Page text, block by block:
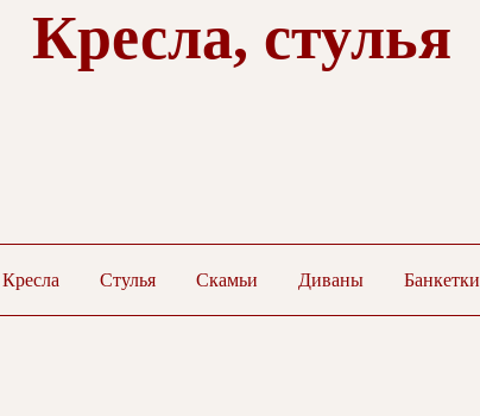
Кресла, стулья
Кресла Стулья Скамьи Диваны Банкетки